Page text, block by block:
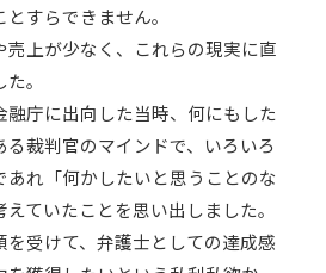
すらできません。
売上が少なく、これらの現実に直
。
融庁に出向した当時、何にもした
る裁判官のマインドで、いろいろ
あれ「何かしたいと思うことのな
ていたことを思い出しました。
受けて、弁護士としての達成感